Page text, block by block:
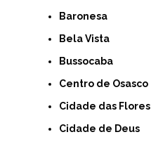
Baronesa
Bela Vista
Bussocaba
Centro de Osasco
Cidade das Flores
Cidade de Deus